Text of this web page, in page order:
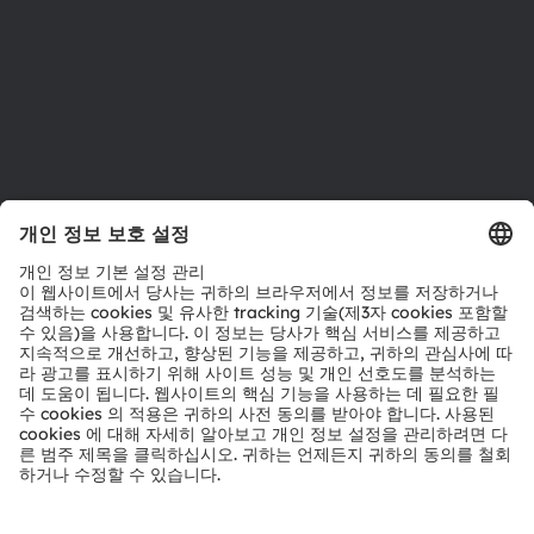
문의
파트너 네트워크
내부 고발
© 2026 ams-OSRAM AG. All rights reserved.